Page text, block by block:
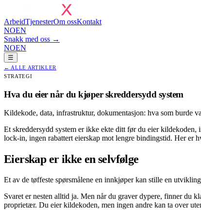
ArbeidTjenesterOm ossKontakt
NOEN
Snakk med oss →
NOEN
☰
← ALLE ARTIKLER
STRATEGI
Hva du eier når du kjøper skreddersydd system
Kildekode, data, infrastruktur, dokumentasjon: hva som burde
Et skreddersydd system er ikke ekte ditt før du eier
lock-in, ingen rabattert eierskap mot lengre bindingstid. Her er
Eierskap er ikke en selvfølge
Et av de tøffeste spørsmålene en innkjøper kan stille en
Svaret er nesten alltid ja. Men når du graver dypere, finner du
proprietær. Du eier kildekoden, men ingen andre kan ta over